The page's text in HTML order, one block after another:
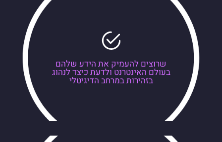
שרוצים להעמיק את הידע שלהם
בעולם האינטרנט ולדעת כיצד לנהוג
בזהירות במרחב הדיגיטלי